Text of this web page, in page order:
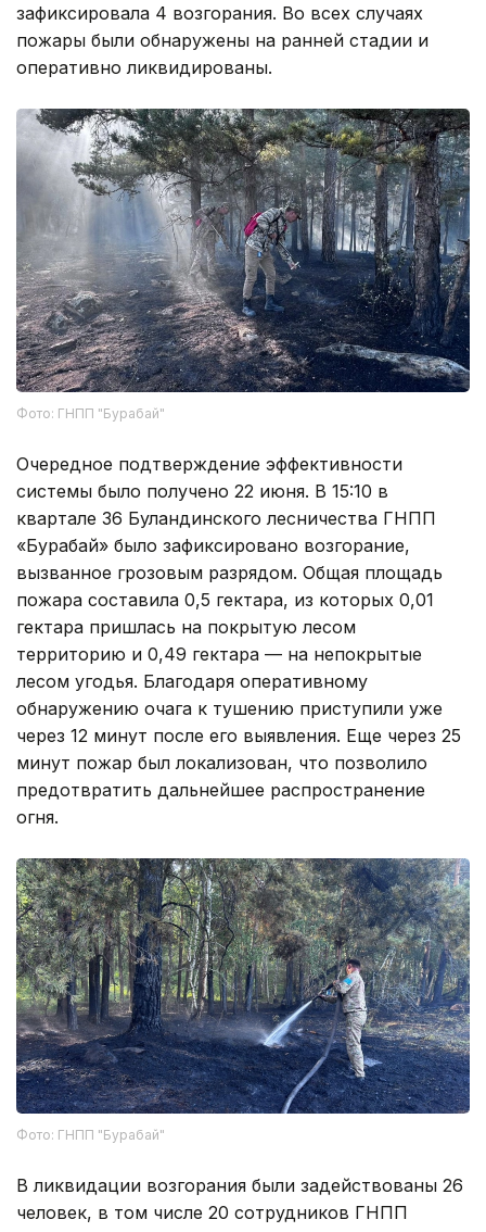
зафиксировала 4 возгорания. Во всех случаях
пожары были обнаружены на ранней стадии и
оперативно ликвидированы.
Фото: ГНПП "Бурабай"
Очередное подтверждение эффективности
системы было получено 22 июня. В 15:10 в
квартале 36 Буландинского лесничества ГНПП
«Бурабай» было зафиксировано возгорание,
вызванное грозовым разрядом. Общая площадь
пожара составила 0,5 гектара, из которых 0,01
гектара пришлась на покрытую лесом
территорию и 0,49 гектара — на непокрытые
лесом угодья. Благодаря оперативному
обнаружению очага к тушению приступили уже
через 12 минут после его выявления. Еще через 25
минут пожар был локализован, что позволило
предотвратить дальнейшее распространение
огня.
Фото: ГНПП "Бурабай"
В ликвидации возгорания были задействованы 26
человек, в том числе 20 сотрудников ГНПП